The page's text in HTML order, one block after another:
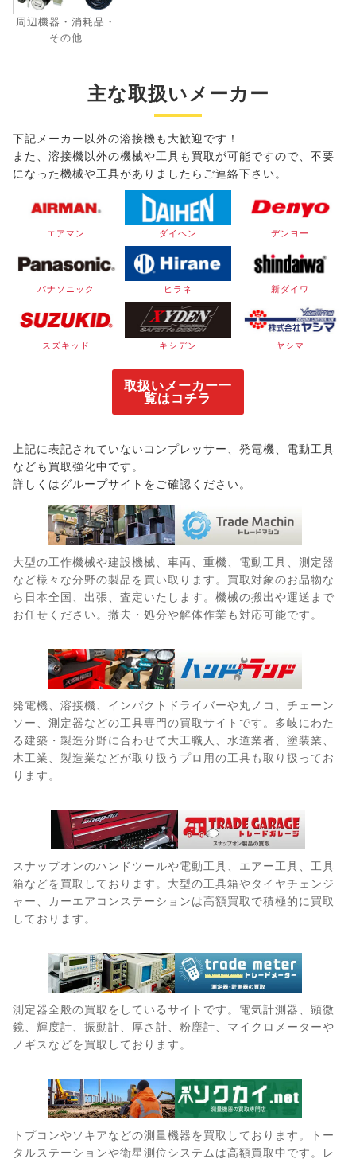
周辺機器・消耗品・
その他
主な取扱いメーカー
下記メーカー以外の溶接機も大歓迎です！
また、溶接機以外の機械や工具も買取が可能ですので、不要
になった機械や工具がありましたらご連絡下さい。
エアマン ダイヘン デンヨー
パナソニック ヒラネ 新ダイワ
スズキッド キシデン ヤシマ
取扱いメーカー一
覧はコチラ
上記に表記されていないコンプレッサー、発電機、電動工具
なども買取強化中です。
詳しくはグループサイトをご確認ください。
大型の工作機械や建設機械、車両、重機、電動工具、測定器
など様々な分野の製品を買い取ります。買取対象のお品物な
ら日本全国、出張、査定いたします。機械の搬出や運送まで
お任せください。撤去・処分や解体作業も対応可能です。
発電機、溶接機、インパクトドライバーや丸ノコ、チェーン
ソー、測定器などの工具専門の買取サイトです。多岐にわた
る建築・製造分野に合わせて大工職人、水道業者、塗装業、
木工業、製造業などが取り扱うプロ用の工具も取り扱ってお
ります。
スナップオンのハンドツールや電動工具、エアー工具、工具
箱などを買取しております。大型の工具箱やタイヤチェンジ
ャー、カーエアコンステーションは高額買取で積極的に買取
しております。
測定器全般の買取をしているサイトです。電気計測器、顕微
鏡、輝度計、振動計、厚さ計、粉塵計、マイクロメーターや
ノギスなどを買取しております。
トプコンやソキアなどの測量機器を買取しております。トー
タルステーションや衛星測位システムは高額買取中です。レ